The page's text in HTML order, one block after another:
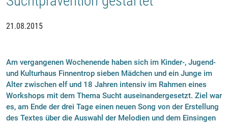
21.08.2015
Am vergangenen Wochenende haben sich im Kinder-, Jugend-
und Kulturhaus Finnentrop sieben Mädchen und ein Junge im
Alter zwischen elf und 18 Jahren intensiv im Rahmen eines
Workshops mit dem Thema Sucht auseinandergesetzt. Ziel war
es, am Ende der drei Tage einen neuen Song von der Erstellung
des Textes über die Auswahl der Melodien und dem Einsingen